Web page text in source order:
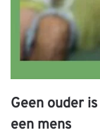
Geen ouder
een mens